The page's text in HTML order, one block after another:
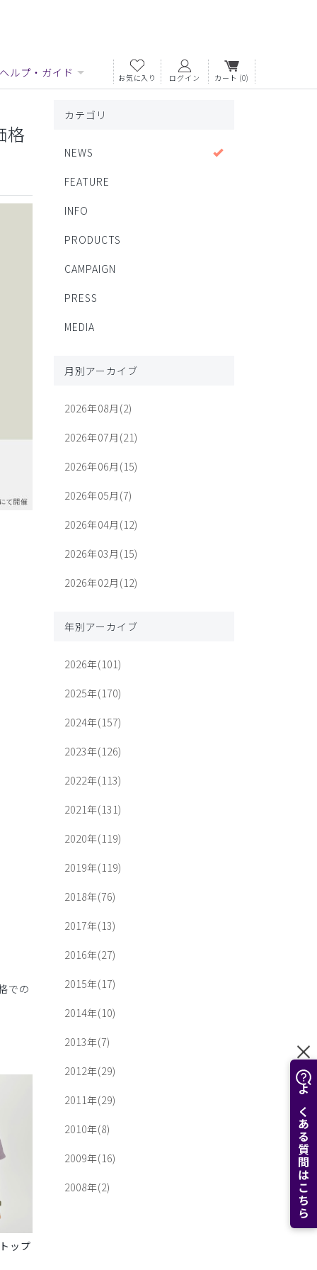
よくある質問はこちら
ヘルプ・ガイド お気に入り ログイン カート (0)
格
での
ップ
カテゴリ
NEWS
FEATURE
INFO
PRODUCTS
CAMPAIGN
PRESS
MEDIA
月別アーカイブ
2026年08月(2)
2026年07月(21)
2026年06月(15)
2026年05月(7)
2026年04月(12)
2026年03月(15)
2026年02月(12)
年別アーカイブ
2026年(101)
2025年(170)
2024年(157)
2023年(126)
2022年(113)
2021年(131)
2020年(119)
2019年(119)
2018年(76)
2017年(13)
2016年(27)
2015年(17)
2014年(10)
2013年(7)
2012年(29)
2011年(29)
2010年(8)
2009年(16)
2008年(2)